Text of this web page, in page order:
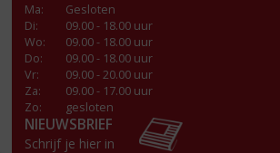
Ma:
Gesloten
Di:
09.00 - 18.00 uur
Wo:
09.00 - 18.00 uur
Do:
09.00 - 18.00 uur
Vr:
09.00 - 20.00 uur
Za:
09.00 - 17.00 uur
Zo:
gesloten
NIEUWSBRIEF
Schrijf je hier in